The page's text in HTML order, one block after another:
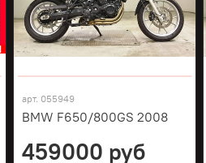
арт. 055949
BMW F650/800GS 2008
459000 руб